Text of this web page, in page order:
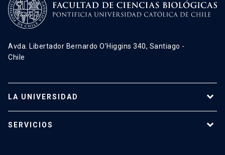
Avda. Libertador Bernardo O’Higgins 340, Santiago -
Chile
LA UNIVERSIDAD
SERVICIOS